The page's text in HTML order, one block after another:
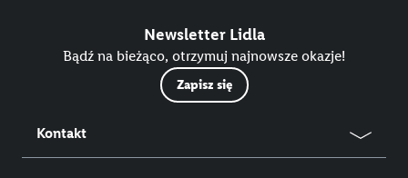
Newsletter Lidla
Bądź na bieżąco, otrzymuj najnowsze okazje!
Zapisz się
Kontakt